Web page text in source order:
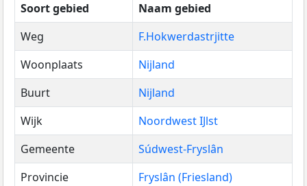
Soort gebied
Naam gebied
Weg
F.Hokwerdastrjitte
Woonplaats
Nijland
Buurt
Nijland
Wijk
Noordwest IJlst
Gemeente
Súdwest-Fryslân
Provincie
Fryslân (Friesland)